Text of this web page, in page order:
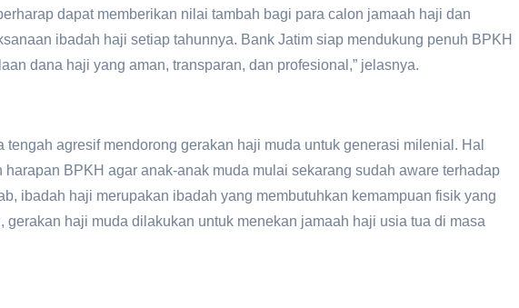
dapat memberikan nilai tambah bagi para calon jamaah haji dan
ibadah haji setiap tahunnya. Bank Jatim siap mendukung penuh BPKH
dana haji yang aman, transparan, dan profesional,” jelasnya.
tengah agresif mendorong gerakan haji muda untuk generasi milenial. Hal
BPKH agar anak-anak muda mulai sekarang sudah aware terhadap
ibadah haji merupakan ibadah yang membutuhkan kemampuan fisik yang
gerakan haji muda dilakukan untuk menekan jamaah haji usia tua di masa